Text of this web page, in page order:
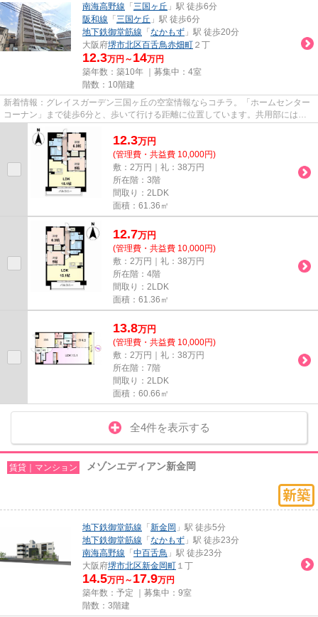
南海高野線 「 三国ヶ丘 」駅 徒歩6分
阪和線 「 三国ケ丘 」駅 徒歩6分
地下鉄御堂筋線 「 なかもず 」駅 徒歩20分
大阪府堺市北区百舌鳥赤畑町 ２丁
12.3万円～ 14万円
築年数：築10年 ｜募集中： 4室
階数：10階建
新着情報：グレイスガーデン三国ヶ丘の空室情報ならコチラ。「ホームセンター
コーナン」まで徒歩6分と、歩いて行ける距離に位置しています。共用部にはエ
レベータ・敷地内ごみ置き場な...
12.3万円
(管理費・共益費 10,000円)
敷：2万円｜礼：38万円
所在階：3階
間取り：2LDK
面積：61.36㎡
12.7万円
(管理費・共益費 10,000円)
敷：2万円｜礼：38万円
所在階：4階
間取り：2LDK
面積：61.36㎡
13.8万円
(管理費・共益費 10,000円)
敷：2万円｜礼：38万円
所在階：7階
間取り：2LDK
面積：60.66㎡
全4件を表示する
賃貸｜マンション メゾンエディアン新金岡
地下鉄御堂筋線 「 新金岡 」駅 徒歩5分
地下鉄御堂筋線 「 なかもず 」駅 徒歩23分
南海高野線 「 中百舌鳥 」駅 徒歩23分
大阪府堺市北区新金岡町 １丁
14.5万円～ 17.9万円
築年数：予定 ｜募集中： 9室
階数：3階建